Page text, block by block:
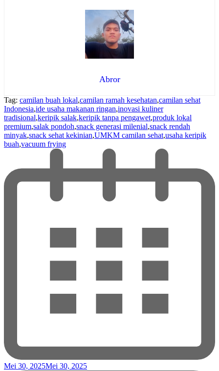
Abror
Tag: camilan buah lokal,camilan ramah kesehatan,camilan sehat
Indonesia,ide usaha makanan ringan,inovasi kuliner
tradisional,keripik salak,keripik tanpa pengawet,produk lokal
premium,salak pondoh,snack generasi milenial,snack rendah
minyak,snack sehat kekinian,UMKM camilan sehat,usaha keripik
buah,vacuum frying
Mei 30, 2025Mei 30, 2025